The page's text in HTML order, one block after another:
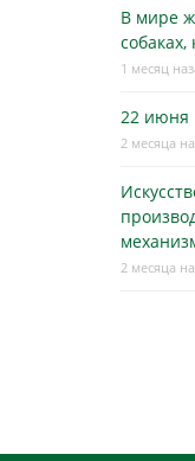
В мире
1 месяц
22 июня
2 месяца
2 месяца